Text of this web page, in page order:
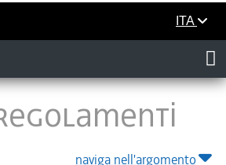
ITA
naviga nell'argomento